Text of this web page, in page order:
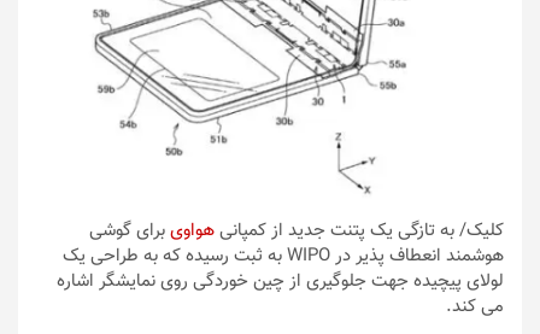
کلیک/ به تازگی یک پتنت جدید از کمپانیهواویبرای گوشی
هوشمند انعطاف پذیر در WIPO به ثبت رسیده که به طراحی یک
لولای پیچیده جهت جلوگیری از چین خوردگی روی نمایشگر اشاره
می کند.